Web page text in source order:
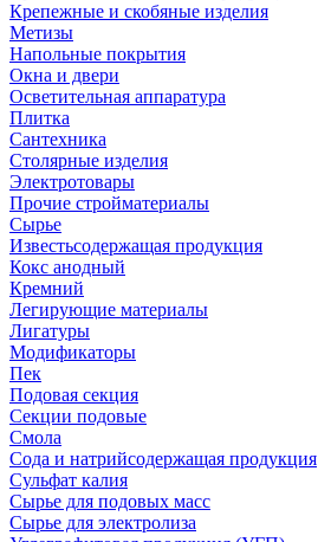
Крепежные и скобяные изделия
Метизы
Напольные покрытия
Окна и двери
Осветительная аппаратура
Плитка
Сантехника
Столярные изделия
Электротовары
Прочие стройматериалы
Сырье
Известьсодержащая продукция
Кокс анодный
Кремний
Легирующие материалы
Лигатуры
Модификаторы
Пек
Подовая секция
Секции подовые
Смола
Сода и натрийсодержащая продукция
Сульфат калия
Сырье для подовых масс
Сырье для электролиза